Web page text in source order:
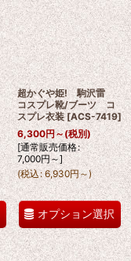
超かぐや姫! 駒沢雷
コスプレ靴/ブーツ コ
スプレ衣装 [ACS-7419]
6,300円～(税別)
[通常販売価格:
7,000円～]
(税込: 6,930円～)
オプション選択